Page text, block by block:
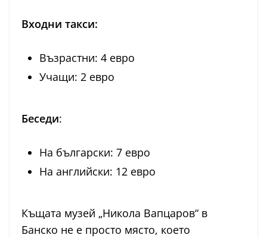
Входни такси:
Възрастни: 4 евро
Учащи: 2 евро
Беседи:
На български: 7 евро
На английски: 12 евро
Къщата музей „Никола Вапцаров“ в
Банско не е просто място, което